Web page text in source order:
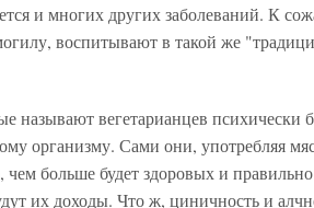
и многих других заболеваний. К
воспитывают в такой же
называют вегетарианцев психически
организму. Сами они, употребляя
чем больше будет здоровых и
их доходы. Что ж, циничность и